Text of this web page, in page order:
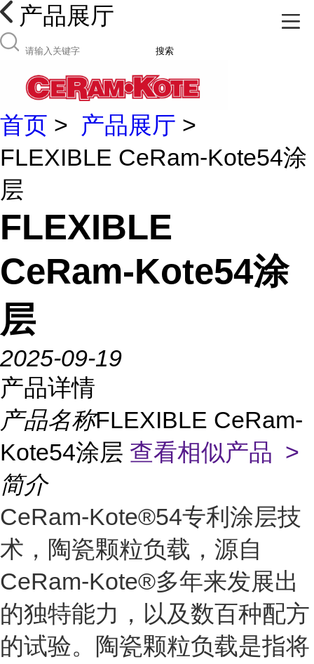
产品展厅
搜索
首页 > 产品展厅 >
FLEXIBLE CeRam-Kote54涂
层
FLEXIBLE
CeRam-Kote54涂
层
2025-09-19
产品详情
产品名称FLEXIBLE CeRam-
Kote54涂层 查看相似产品 >
简介
CeRam-Kote®54专利涂层技
术，陶瓷颗粒负载，源自
CeRam-Kote®多年来发展出
的独特能力，以及数百种配方
的试验。陶瓷颗粒负载是指将